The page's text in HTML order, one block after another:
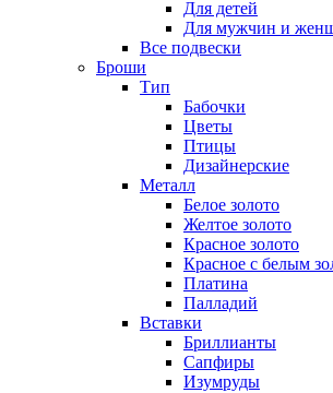
Для детей
Для мужчин и
Все подвески
Броши
Тип
Бабочки
Цветы
Птицы
Дизайнерские
Металл
Белое золото
Желтое золото
Красное золото
Красное с белым
Платина
Палладий
Вставки
Бриллианты
Сапфиры
Изумруды